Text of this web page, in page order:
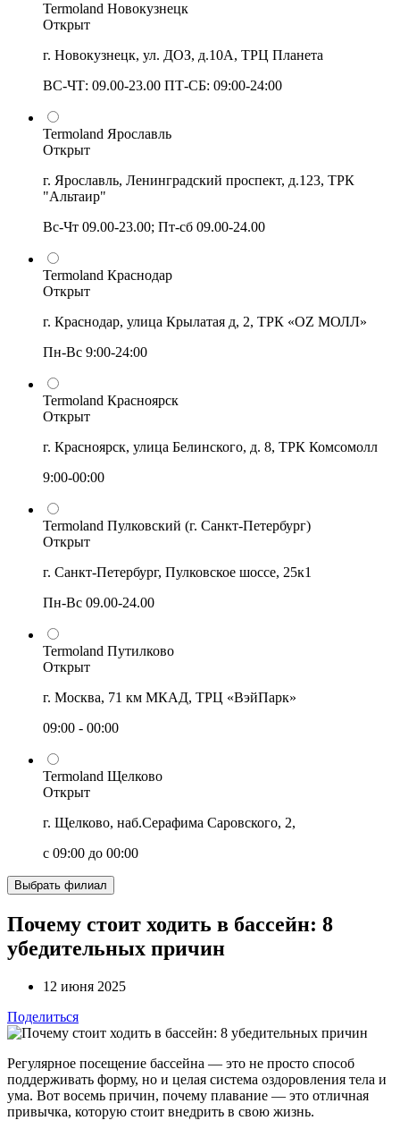
Termoland Новокузнецк
Открыт
г. Новокузнецк, ул. ДОЗ, д.10А, ТРЦ Планета
ВС-ЧТ: 09.00-23.00 ПТ-СБ: 09:00-24:00
Termoland Ярославль
Открыт
г. Ярославль, Ленинградский проспект, д.123, ТРК
"Альтаир"
Вс-Чт 09.00-23.00; Пт-сб 09.00-24.00
Termoland Краснодар
Открыт
г. Краснодар, улица Крылатая д, 2, ТРК «OZ МОЛЛ»
Пн-Вс 9:00-24:00
Termoland Красноярск
Открыт
г. Красноярск, улица Белинского, д. 8, ТРК Комсомолл
9:00-00:00
Termoland Пулковский (г. Санкт-Петербург)
Открыт
г. Санкт-Петербург, Пулковское шоссе, 25к1
Пн-Вс 09.00-24.00
Termoland Путилково
Открыт
г. Москва, 71 км МКАД, ТРЦ «ВэйПарк»
09:00 - 00:00
Termoland Щелково
Открыт
г. Щелково, наб.Серафима Саровского, 2,
с 09:00 до 00:00
Выбрать филиал
Почему стоит ходить в бассейн: 8
убедительных причин
12 июня 2025
Поделиться
Регулярное посещение бассейна — это не просто способ
поддерживать форму, но и целая система оздоровления тела и
ума. Вот восемь причин, почему плавание — это отличная
привычка, которую стоит внедрить в свою жизнь.